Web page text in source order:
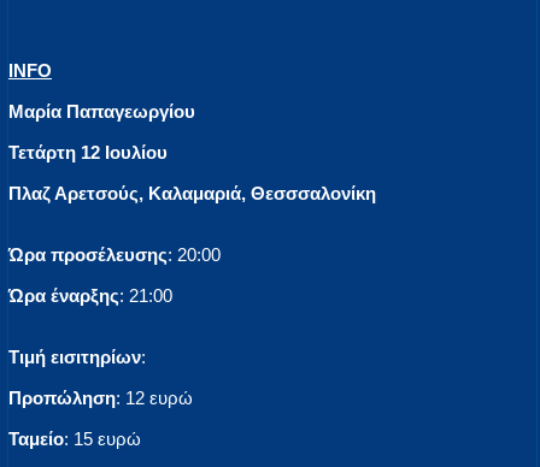
INFO
Μαρία Παπαγεωργίου
Τετάρτη 12 Ιουλίου
Πλαζ Αρετσούς, Καλαμαριά, Θεσσσαλονίκη
Ώρα προσέλευσης: 20:00
Ώρα έναρξης: 21:00
Τιμή εισιτηρίων:
Προπώληση: 12 ευρώ
Ταμείο: 15 ευρώ